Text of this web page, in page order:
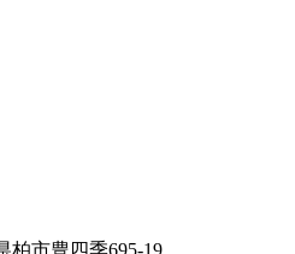
市豊四季695-19